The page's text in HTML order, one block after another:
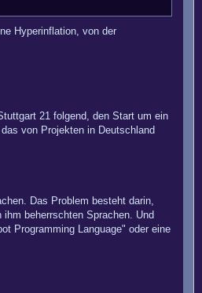
Hyperinflation, von der
21 folgend, den Start um ein
von Projekten in Deutschland
Das Problem besteht darin,
beherrschten Sprachen. Und
Programming Language" oder eine